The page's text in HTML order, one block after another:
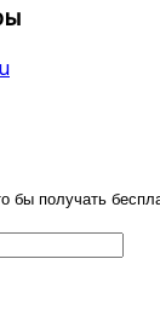
бы получать